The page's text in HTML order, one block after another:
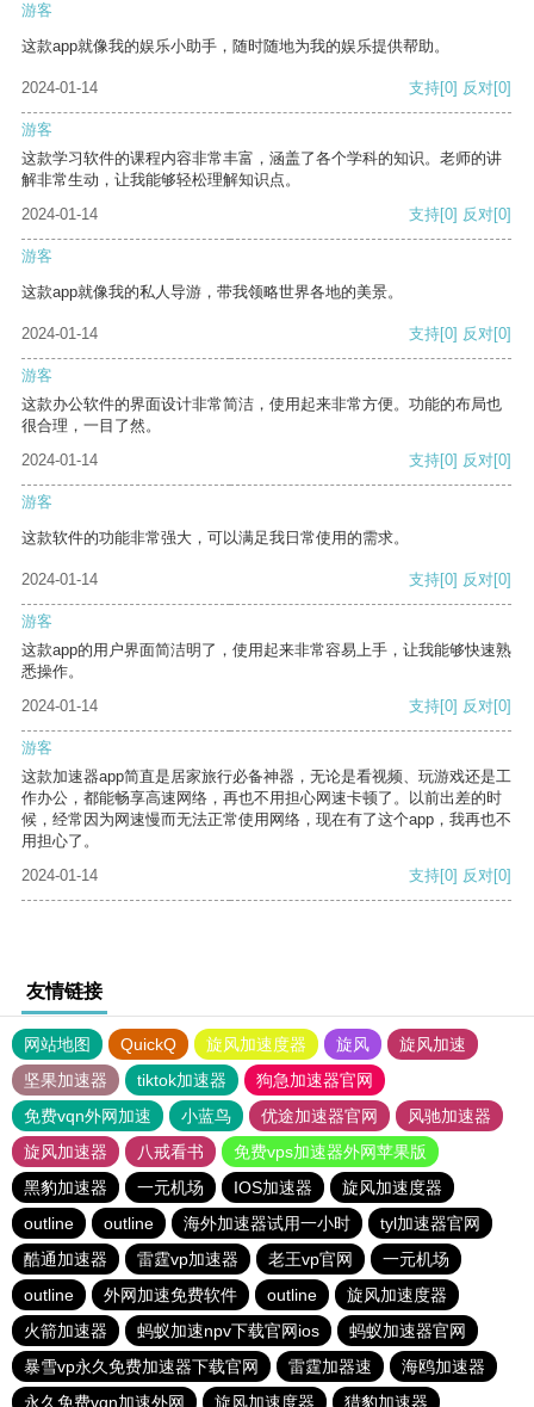
游客
这款app就像我的娱乐小助手，随时随地为我的娱乐提供帮助。
2024-01-14 支持[0] 反对[0]
游客
这款学习软件的课程内容非常丰富，涵盖了各个学科的知识。老师的讲
解非常生动，让我能够轻松理解知识点。
2024-01-14
支持[0] 反对[0]
游客
这款app就像我的私人导游，带我领略世界各地的美景。
2024-01-14 支持[0] 反对[0]
游客
这款办公软件的界面设计非常简洁，使用起来非常方便。功能的布局也
很合理，一目了然。
2024-01-14
支持[0] 反对[0]
游客
这款软件的功能非常强大，可以满足我日常使用的需求。
2024-01-14 支持[0] 反对[0]
游客
这款app的用户界面简洁明了，使用起来非常容易上手，让我能够快速熟
悉操作。
2024-01-14
支持[0] 反对[0]
游客
这款加速器app简直是居家旅行必备神器，无论是看视频、玩游戏还是工
作办公，都能畅享高速网络，再也不用担心网速卡顿了。以前出差的时
候，经常因为网速慢而无法正常使用网络，现在有了这个app，我再也不
用担心了。
2024-01-14
支持[0] 反对[0]
友情链接
网站地图 QuickQ 旋风加速度器 旋风
旋风加速
坚果加速器
tiktok加速器
狗急加速器官网
免费vqn外网加速
小蓝鸟 优途加速器官网
风驰加速器
旋风加速器
八戒看书
免费vps加速器外网苹果版
黑豹加速器
一元机场 IOS加速器
旋风加速度器
outline
outline 海外加速器试用一小时
tyl加速器官网
酷通加速器
雷霆vp加速器 老王vp官网
一元机场
outline
外网加速免费软件 outline
旋风加速度器
火箭加速器
蚂蚁加速npv下载官网ios
蚂蚁加速器官网
暴雪vp永久免费加速器下载官网
雷霆加器速
海鸥加速器
永久免费vqn加速外网
旋风加速度器 猎豹加速器